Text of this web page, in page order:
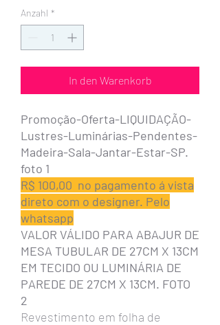
Anzahl *
In den Warenkorb
Promoção-Oferta-LIQUIDAÇÃO-
Lustres-Luminárias-Pendentes-
Madeira-Sala-Jantar-Estar-SP.
foto 1
R$ 100,00 no pagamento á vista
direto com o designer. Pelo
whatsapp
VALOR VÁLIDO PARA ABAJUR DE
MESA TUBULAR DE 27CM X 13CM
EM TECIDO OU LUMINÁRIA DE
PAREDE DE 27CM X 13CM. FOTO
2
Revestimento em folha de